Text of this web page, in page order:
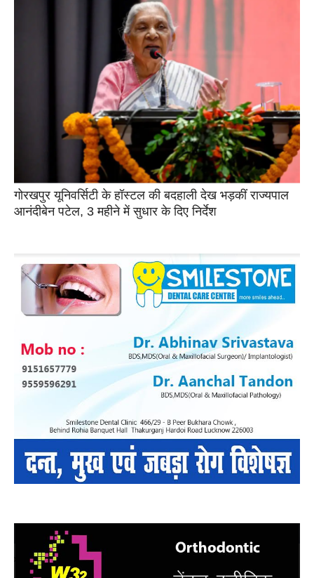
गोरखपुर यूनिवर्सिटी के हॉस्टल की बदहाली देख भड़कीं राज्यपाल
आनंदीबेन पटेल, 3 महीने में सुधार के दिए निर्देश